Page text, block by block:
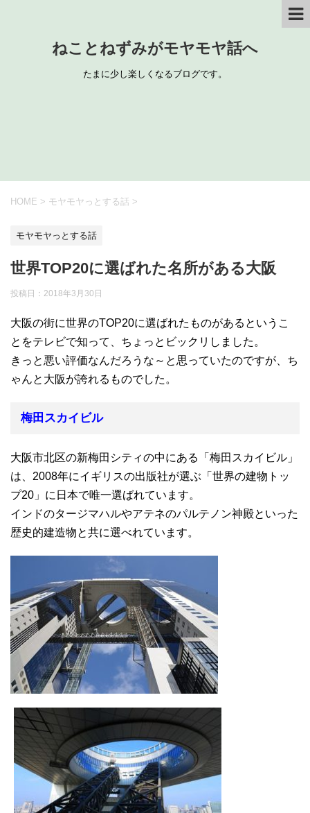
ねことねずみがモヤモヤ話へ
たまに少し楽しくなるブログです。
HOME > モヤモヤっとする話 >
モヤモヤっとする話
世界TOP20に選ばれた名所がある大阪
投稿日： 2018年3月30日
大阪の街に世界のTOP20に選ばれたものがあるというこ
とをテレビで知って、ちょっとビックリしました。
きっと悪い評価なんだろうな～と思っていたのですが、ち
ゃんと大阪が誇れるものでした。
梅田スカイビル
大阪市北区の新梅田シティの中にある「梅田スカイビル」
は、2008年にイギリスの出版社が選ぶ「世界の建物トッ
プ20」に日本で唯一選ばれています。
インドのタージマハルやアテネのパルテノン神殿といった
歴史的建造物と共に選べれています。